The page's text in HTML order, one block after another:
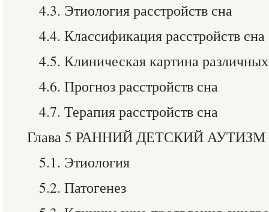
4.3. Этиология расстройств сна
4.4. Классификация расстройств сна
4.5. Клиническая картина
4.6. Прогноз расстройств сна
4.7. Терапия расстройств сна
Глава 5 РАННИЙ ДЕТСКИЙ АУТИЗМ
5.1. Этиология
5.2. Патогенез